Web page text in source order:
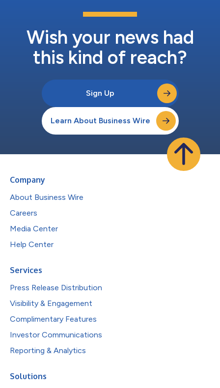
Wish your news had
this kind of reach?
Sign Up
Learn About Business Wire
Company
About Business Wire
Careers
Media Center
Help Center
Services
Press Release Distribution
Visibility & Engagement
Complimentary Features
Investor Communications
Reporting & Analytics
Solutions